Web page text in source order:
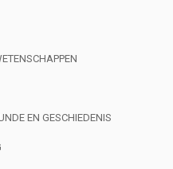
EN GESCHIEDENIS